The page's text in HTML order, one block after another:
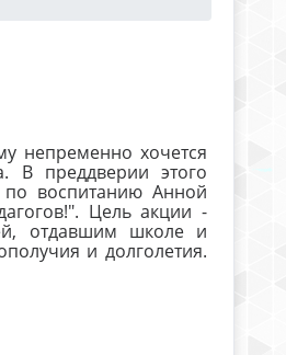
непременно хочется
В преддверии этого
воспитанию Анной
Цель акции -
отдавшим школе и
и долголетия.